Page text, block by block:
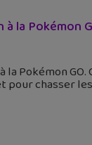
la Pokémon
la Pokémon
pour chasser